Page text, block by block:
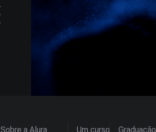
Sobre a Alura Um curso Graduação